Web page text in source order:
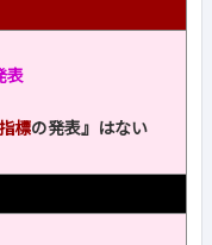
表
標の発表』はない